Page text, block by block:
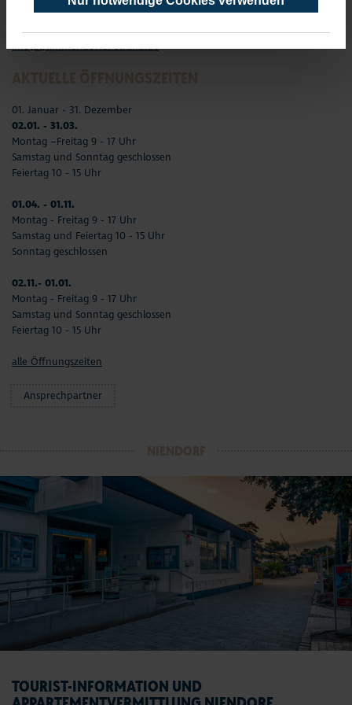
Telefon: 04503-3577-0
Telefax: 04503-3585-45
info(at)timmendorfer-strand.de
01. Januar - 31. Dezember
02.01. - 31.03.
Montag –Freitag 9 - 17 Uhr
Samstag und Sonntag geschlossen
Feiertag 10 - 15 Uhr
01.04. - 01.11.
Montag - Freitag 9 - 17 Uhr
Samstag und Feiertag 10 - 15 Uhr
Sonntag geschlossen
02.11.- 01.01.
Montag - Freitag 9 - 17 Uhr
Samstag und Sonntag geschlossen
Feiertag 10 - 15 Uhr
alle Öffnungszeiten
Ansprechpartner
TOURIST-INFORMATION UND